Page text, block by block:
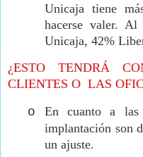
Unicaja tiene
hacerse valer.
Unicaja, 42%
¿ESTO TENDRÁ
CLIENTES O LAS
o
En cuanto a las
implantación son
un ajuste.